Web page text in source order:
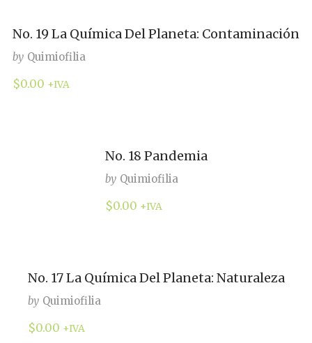
No. 19 La Química Del Planeta: Contaminación
by Quimiofilia
$0.00 +IVA
No. 18 Pandemia
by Quimiofilia
$0.00 +IVA
No. 17 La Química Del Planeta: Naturaleza
by Quimiofilia
$0.00 +IVA